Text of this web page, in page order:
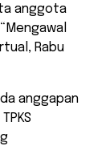
anggota
Rabu
anggapan